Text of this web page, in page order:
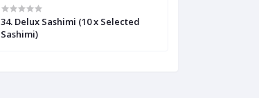
34. Delux Sashimi (10 x Selected
Sashimi)